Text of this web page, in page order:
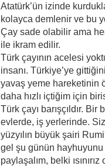
Atatürk’ün izinde
kolayca demlenir ve bu
Çay sade olabilir ama
ile ikram edilir.
Türk çayının acelesi
insanı. Türkiye’ye
yavaş yeme hareketinin
daha hızlı içtiğim için
Türk çayı barışçıldır.
evlerde, iş yerlerinde.
yüzyılın büyük şairi
gel şu günün hayhuyunu
paylaşalım, belki